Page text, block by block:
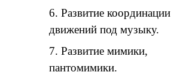
6. Развитие координации
движений под музыку.
7. Развитие мимики,
пантомимики.